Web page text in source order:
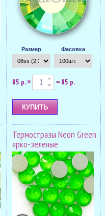
Размер Фасовка
85 р.× = 85 р.
Термостразы Neon Green
ярко-зеленые